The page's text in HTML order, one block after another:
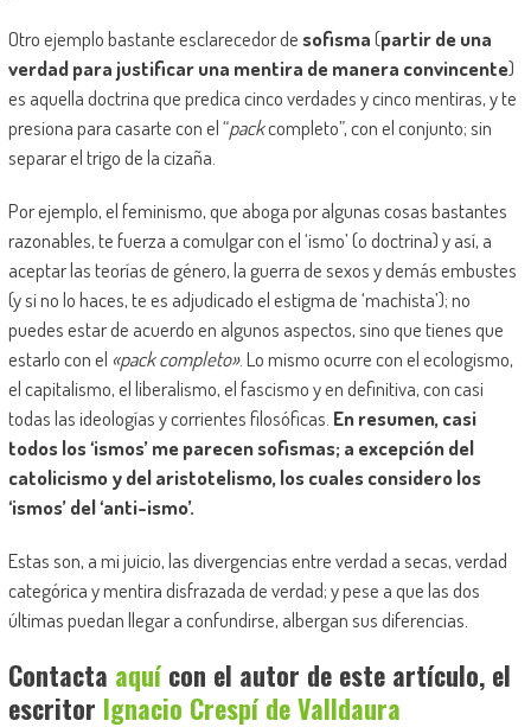
Otro ejemplo bastante esclarecedor desofisma(partir de una
verdad para justificar una mentira de manera convincente)
es aquella doctrina que predica cinco verdades y cinco mentiras, y te
presiona para casarte con el “packcompleto”, con el conjunto; sin
separar el trigo de la cizaña.
Por ejemplo, el feminismo, que aboga por algunas cosas bastantes
razonables, te fuerza a comulgar con el ‘ismo’ (o doctrina) y así, a
aceptar las teorías de género, la guerra de sexos y demás embustes
(y si no lo haces, te es adjudicado el estigma de ‘machista’); no
puedes estar de acuerdo en algunos aspectos, sino que tienes que
estarlo con el «pack completo». Lo mismo ocurre con el ecologismo,
el capitalismo, el liberalismo, el fascismo y en definitiva, con casi
todas las ideologías y corrientes filosóficas. En resumen, casi
todos los ‘ismos’ me parecen sofismas; a excepción del
catolicismo y del aristotelismo, los cuales considero los
‘ismos’ del ‘anti-ismo’.
Estas son, a mi juicio, las divergencias entre verdad a secas, verdad
categórica y mentira disfrazada de verdad; y pese a que las dos
últimas puedan llegar a confundirse, albergan sus diferencias.
Contacta aquícon el autor de este artículo, el
escritor Ignacio Crespí de Valldaura